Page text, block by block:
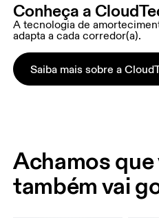
Conheça a
A tecnologia de
adapta a cada corredor(a).
Saiba mais sobre a
Achamos que
também vai